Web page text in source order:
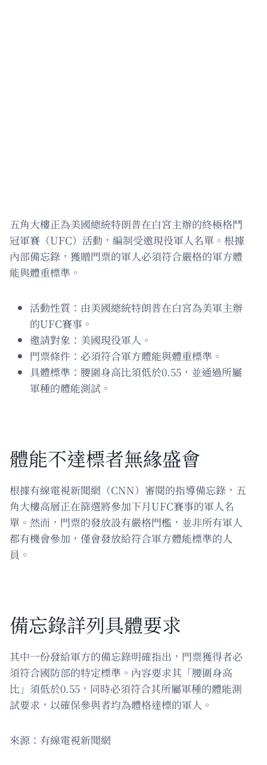
五角大樓正為美國總統特朗普在白宮主辦的終極格鬥
冠軍賽（UFC）活動，編制受邀現役軍人名單。根據
內部備忘錄，獲贈門票的軍人必須符合嚴格的軍方體
能與體重標準。
活動性質：由美國總統特朗普在白宮為美軍主辦
的UFC賽事。
邀請對象：美國現役軍人。
門票條件：必須符合軍方體能與體重標準。
具體標準：腰圍身高比須低於0.55，並通過所屬
軍種的體能測試。
體能不達標者無緣盛會
根據有線電視新聞網（CNN）審閱的指導備忘錄，五
角大樓高層正在篩選將參加下月UFC賽事的軍人名
單。然而，門票的發放設有嚴格門檻，並非所有軍人
都有機會參加，僅會發放給符合軍方體能標準的人
員。
備忘錄詳列具體要求
其中一份發給軍方的備忘錄明確指出，門票獲得者必
須符合國防部的特定標準。內容要求其「腰圍身高
比」須低於0.55，同時必須符合其所屬軍種的體能測
試要求，以確保參與者均為體格達標的軍人。
來源：有線電視新聞網